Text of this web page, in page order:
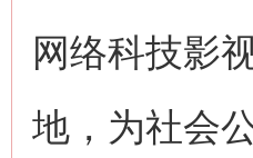
网络科技影
地，为社会